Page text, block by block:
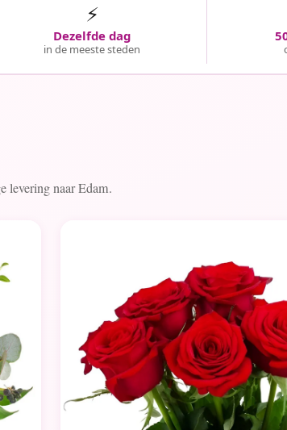
⚡
Dezelfde dag
in de meeste steden
levering naar Edam.